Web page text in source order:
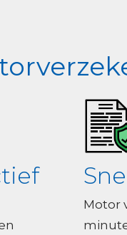
Motor